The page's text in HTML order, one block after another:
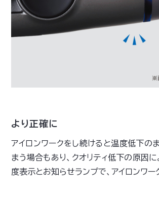
より正確に
アイロンワークをし続けると温度低下の
まう場合もあり、クオリティ低下の原因に
度表示とお知らせランプで、アイロンワー